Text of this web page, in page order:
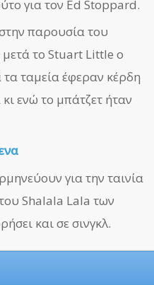
για τον Ed Stoppard.
παρουσία του
το Stuart Little ο
ταμεία έφεραν κέρδη
ενώ το μπάτζετ ήταν
για την ταινία
Shalala Lala των
και σε σινγκλ.